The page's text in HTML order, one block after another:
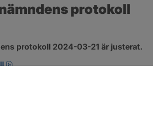
protokoll
protokoll 2024-03-21 är justerat.
pdf, 274.2 kB, öppnas i nytt fönster.